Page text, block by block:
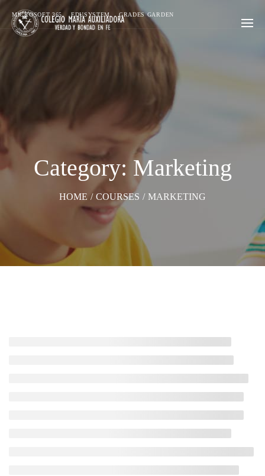
MICROSOFT 365 EDUSYSTEM GRADES GARDEN
Category: Marketing
HOME / COURSES / MARKETING